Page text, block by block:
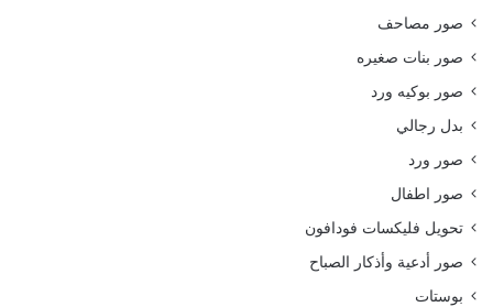
صور مصاحف
صور بنات صغيره
صور بوكيه ورد
بدل رجالي
صور ورد
صور اطفال
تحويل فليكسات فودافون
صور أدعية وأذكار الصباح
بوستات